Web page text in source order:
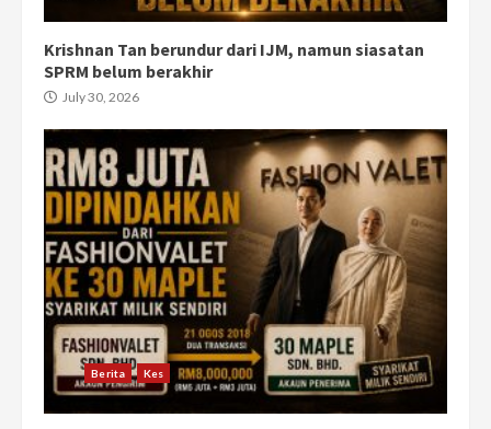
Krishnan Tan berundur dari IJM, namun siasatan
SPRM belum berakhir
July 30, 2026
Berita Kes